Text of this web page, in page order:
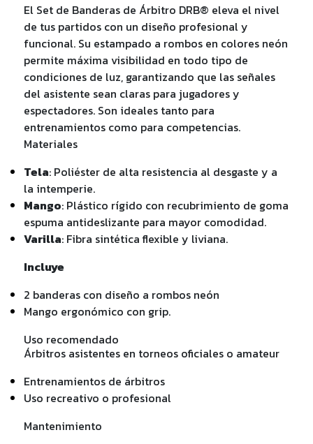
El Set de Banderas de Árbitro DRB® eleva el nivel
de tus partidos con un diseño profesional y
funcional. Su estampado a rombos en colores neón
permite máxima visibilidad en todo tipo de
condiciones de luz, garantizando que las señales
del asistente sean claras para jugadores y
espectadores. Son ideales tanto para
entrenamientos como para competencias.
Materiales
Tela: Poliéster de alta resistencia al desgaste y a
la intemperie.
Mango: Plástico rígido con recubrimiento de goma
espuma antideslizante para mayor comodidad.
Varilla: Fibra sintética flexible y liviana.
Incluye
2 banderas con diseño a rombos neón
Mango ergonómico con grip.
Uso recomendado
Árbitros asistentes en torneos oficiales o amateur
Entrenamientos de árbitros
Uso recreativo o profesional
Mantenimiento